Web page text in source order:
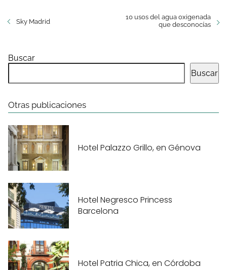
Sky Madrid
10 usos del agua oxigenada
que desconocías
Buscar
Buscar
Otras publicaciones
Hotel Palazzo Grillo, en Génova
Hotel Negresco Princess
Barcelona
Hotel Patria Chica, en Córdoba